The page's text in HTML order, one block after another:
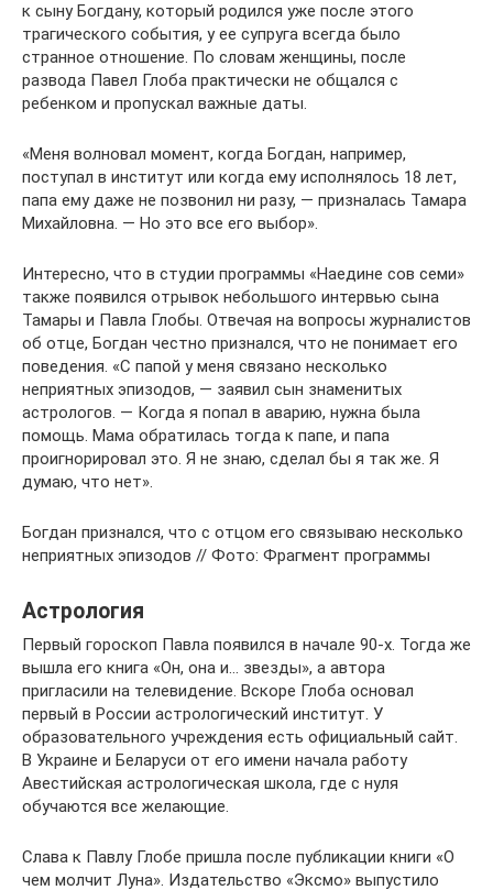
к сыну Богдану, который родился уже после этого
трагического события, у ее супруга всегда было
странное отношение. По словам женщины, после
развода Павел Глоба практически не общался с
ребенком и пропускал важные даты.
«Меня волновал момент, когда Богдан, например,
поступал в институт или когда ему исполнялось 18 лет,
папа ему даже не позвонил ни разу, — призналась Тамара
Михайловна. — Но это все его выбор».
Интересно, что в студии программы «Наедине сов семи»
также появился отрывок небольшого интервью сына
Тамары и Павла Глобы. Отвечая на вопросы журналистов
об отце, Богдан честно признался, что не понимает его
поведения. «С папой у меня связано несколько
неприятных эпизодов, — заявил сын знаменитых
астрологов. — Когда я попал в аварию, нужна была
помощь. Мама обратилась тогда к папе, и папа
проигнорировал это. Я не знаю, сделал бы я так же. Я
думаю, что нет».
Богдан признался, что с отцом его связываю несколько
неприятных эпизодов // Фото: Фрагмент программы
Астрология
Первый гороскоп Павла появился в начале 90-х. Тогда же
вышла его книга «Oн, oна и… звезды», а автора
пригласили на телевидение. Вскоре Глоба основал
первый в России астрологический институт. У
образовательного учреждения есть официальный сайт.
В Украине и Беларуси от его имени начала работу
Авестийская астрологическая школа, где с нуля
обучаются все желающие.
Слава к Павлу Глобе пришла после публикации книги «О
чем молчит Луна». Издательство «Эксмо» выпустило